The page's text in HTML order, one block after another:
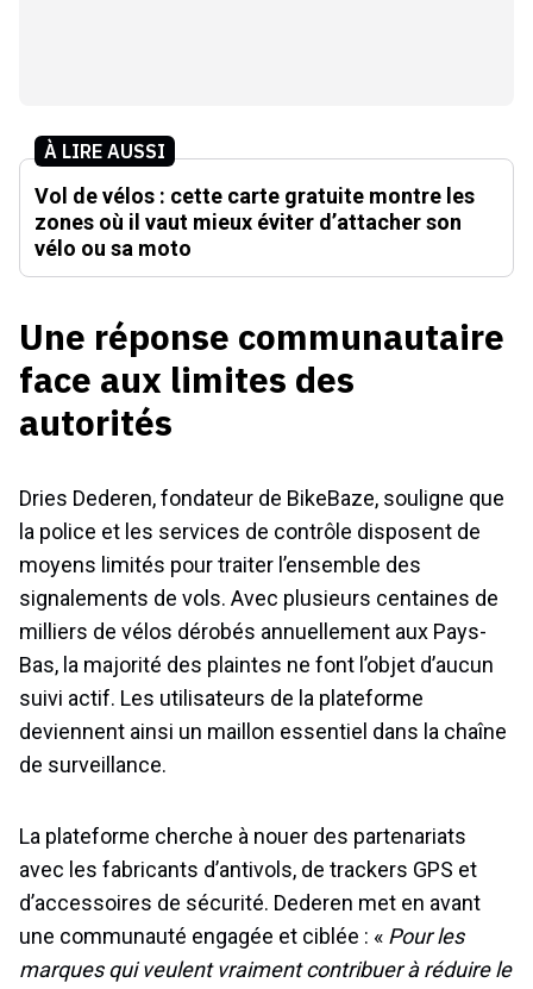
À LIRE AUSSI
Vol de vélos : cette carte gratuite montre les
zones où il vaut mieux éviter d’attacher son
vélo ou sa moto
Une réponse communautaire
face aux limites des
autorités
Dries Dederen, fondateur de BikeBaze, souligne que
la police et les services de contrôle disposent de
moyens limités pour traiter l’ensemble des
signalements de vols. Avec plusieurs centaines de
milliers de vélos dérobés annuellement aux Pays-
Bas, la majorité des plaintes ne font l’objet d’aucun
suivi actif. Les utilisateurs de la plateforme
deviennent ainsi un maillon essentiel dans la chaîne
de surveillance.
La plateforme cherche à nouer des partenariats
avec les fabricants d’antivols, de trackers GPS et
d’accessoires de sécurité. Dederen met en avant
une communauté engagée et ciblée : « Pour les
marques qui veulent vraiment contribuer à réduire le